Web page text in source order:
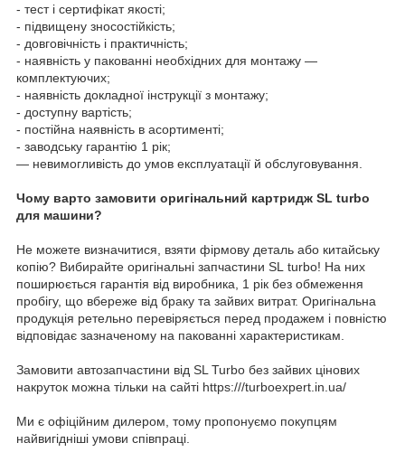
- тест і сертифікат якості;
- підвищену зносостійкість;
- довговічність і практичність;
- наявність у пакованні необхідних для монтажу —
комплектуючих;
- наявність докладної інструкції з монтажу;
- доступну вартість;
- постійна наявність в асортименті;
- заводську гарантію 1 рік;
— невимогливість до умов експлуатації й обслуговування.
Чому варто замовити оригінальний картридж SL turbo
для машини?
Не можете визначитися, взяти фірмову деталь або китайську
копію? Вибирайте оригінальні запчастини SL turbo! На них
поширюється гарантія від виробника, 1 рік без обмеження
пробігу, що вбереже від браку та зайвих витрат. Оригінальна
продукція ретельно перевіряється перед продажем і повністю
відповідає зазначеному на пакованні характеристикам.
Замовити автозапчастини від SL Turbo без зайвих цінових
накруток можна тільки на сайті https:///turboexpert.in.ua/
Ми є офіційним дилером, тому пропонуємо покупцям
найвигідніші умови співпраці.